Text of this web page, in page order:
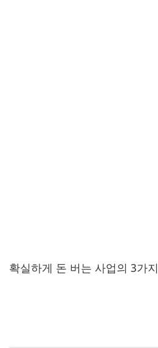
확실하게 돈 버는 사업의 3가지